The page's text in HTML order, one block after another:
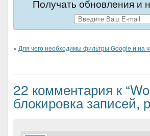
Получать обновления и
« Для чего необходимы фильтры Google и на
22 комментария к
блокировка записей,